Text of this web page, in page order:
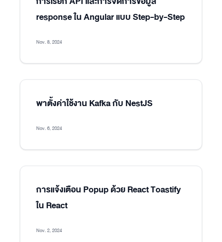
response ใน Angular แบบ Step-by-Step
Nov. 8, 2024
พาตั้งค่าใช้งาน Kafka กับ NestJS
Nov. 6, 2024
การแจ้งเตือน Popup ด้วย React Toastify
ใน React
Nov. 2, 2024